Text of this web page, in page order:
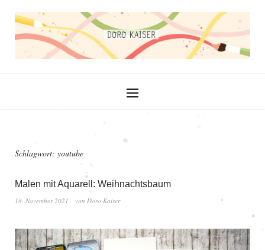
Schlagwort: youtube
Malen mit Aquarell: Weihnachtsbaum
18. November 2021 von Doro Kaiser